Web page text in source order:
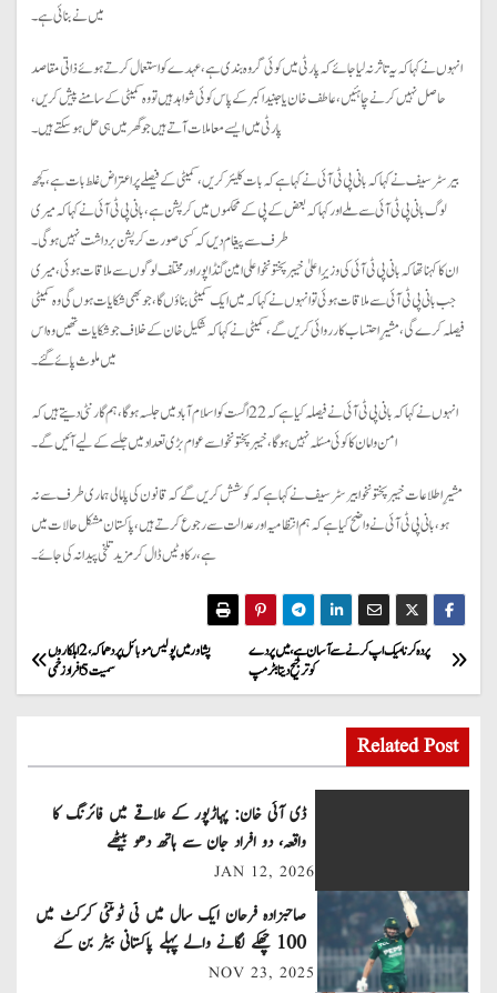
میں نے بنائی ہے۔
انہوں نے کہا کہ یہ تاثر نہ لیا جائے کہ پارٹی میں کوئی گروہ بندی ہے، عہدے کو استعمال کرتے ہوئے ذاتی مقاصد
حاصل نہیں کرنے چاہئیں، عاطف خان یا جنید اکبر کے پاس کوئی شواہد ہیں تو وہ کمیٹی کے سامنے پیش کریں،
پارٹی میں ایسے معاملات آتے ہیں جو گھر میں ہی حل ہو سکتے ہیں۔
بیرسٹر سیف نے کہا کہ بانی پی ٹی آئی نے کہا ہے کہ بات کلیئر کریں، کمیٹی کے فیصلے پر اعتراض غلط بات ہے، کچھ
لوگ بانی پی ٹی آئی سے ملے اور کہا کہ بعض کے پی کے محکموں میں کرپشن ہے، بانی پی ٹی آئی نے کہا کہ میری
طرف سے پیغام دیں کہ کسی صورت کرپشن برداشت نہیں ہو گی۔
ان کا کہنا تھا کہ بانی پی ٹی آئی کی وزیرِ اعلیٰ خیبر پختونخوا علی امین گنڈا پور اور مختلف لوگوں سے ملاقات ہوئی، میری
جب بانی پی ٹی آئی سے ملاقات ہوئی تو انہوں نے کہا کہ میں ایک کمیٹی بناؤں گا، جو بھی شکایات ہوں گی وہ کمیٹی
فیصلہ کرے گی، مشیرِ احتساب کارروائی کریں گے، کمیٹی نے کہا کہ شکیل خان کے خلاف جو شکایات تھیں وہ اس
میں ملوث پائے گئے۔
انہوں نے کہا کہ بانی پی ٹی آئی نے فیصلہ کیا ہے کہ 22 اگست کو اسلام آباد میں جلسہ ہو گا، ہم گارنٹی دیتے ہیں کہ
امن و امان کا کوئی مسئلہ نہیں ہو گا، خیبر پختونخوا سے عوام بڑی تعداد میں جلسے کے لیے آئیں گے۔
مشیرِ اطلاعات خیبر پختونخوا بیرسٹر سیف نے کہا ہے کہ کوشش کریں گے کہ قانون کی پامالی ہماری طرف سے نہ
ہو، بانی پی ٹی آئی نے واضح کیا ہے کہ ہم انتظامیہ اور عدالت سے رجوع کرتے ہیں، پاکستان مشکل حالات میں
ہے، رکاوٹیں ڈال کر مزید تلخی پیدا نہ کی جائے۔
P
o
s
t
a
v
پشاور میں پولیس موبائل پر دھماکہ ،2اہلکاروں
سمیت5افراد زخمی
پردہ کرنا میک اپ کرنے سے آسان ہے، میں پردے
کوترجیح دیتا؛ ٹرمپ
Related Post
ڈی آئی خان: پہاڑپور کے علاقے میں فائرنگ کا
واقعہ، دو افراد جان سے ہاتھ دھو بیٹھے
JAN 12, 2026
صاحبزادہ فرحان ایک سال میں ٹی ٹوئنٹی کرکٹ میں
100 چھکے لگانے والے پہلے پاکستانی بیٹر بن گئے
NOV 23, 2025